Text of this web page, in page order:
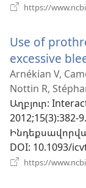
https://
Use of
excessive
Arnékian V,
Nottin R,
Աղբյուր‎:
2012;15(3):382-9.
DOI‎: 10.1093/
https://